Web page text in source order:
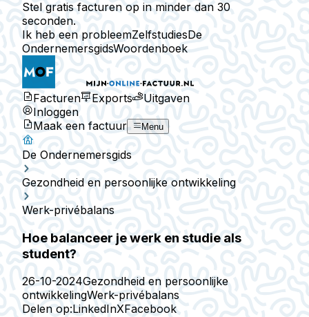
Stel gratis facturen op in minder dan 30
seconden.
Ik heb een probleemZelfstudiesDe
OndernemersgidsWoordenboek
Facturen Exports
Uitgaven
Inloggen
Maak een factuur
Menu
De Ondernemersgids
Gezondheid en persoonlijke ontwikkeling
Werk-privébalans
Hoe balanceer je werk en studie als
student?
26-10-2024Gezondheid en persoonlijke
ontwikkelingWerk-privébalans
Delen op:LinkedInXFacebook